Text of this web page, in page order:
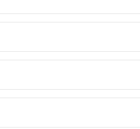
7/20～7/26
264,000円